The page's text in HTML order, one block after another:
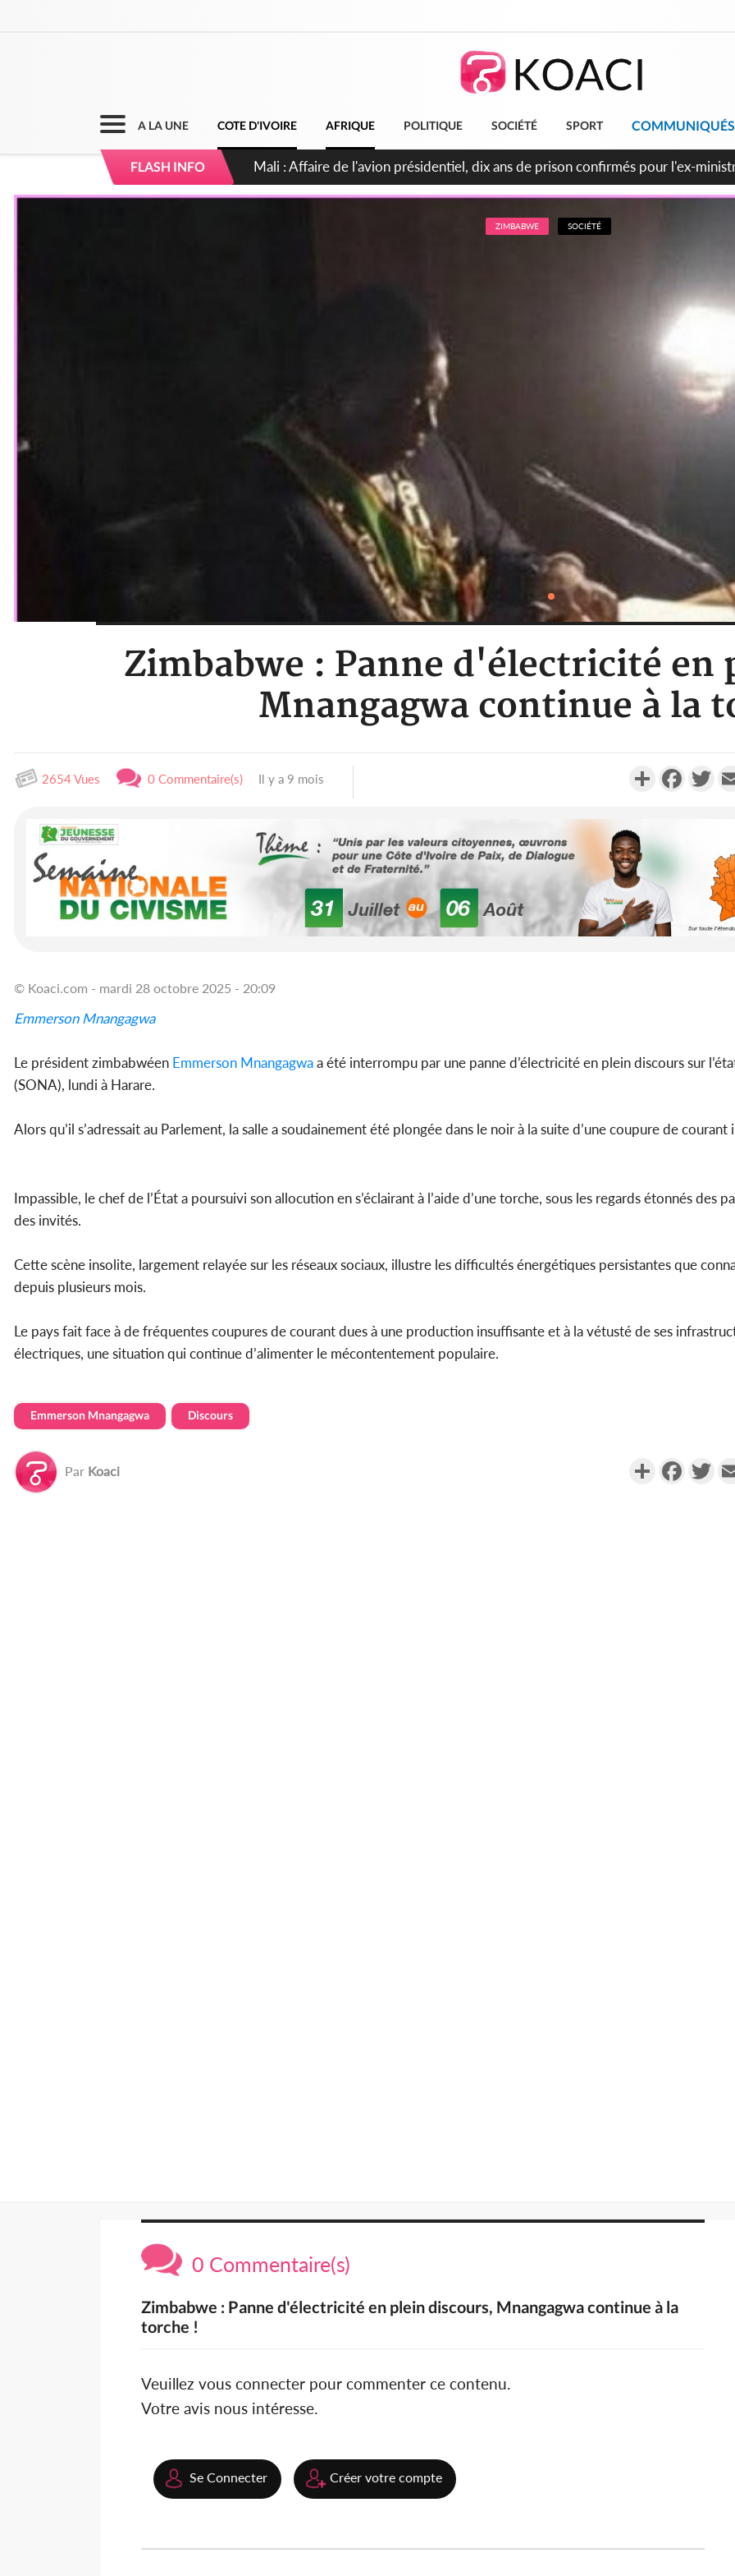
A LA UNE COTE D'IVOIRE AFRIQUE POLITIQUE SOCIÉTÉ SPORT COMMUNIQUÉS
FLASH INFO Nigeria : Le Togo et le Cameroun principaux acheteurs des produits de la
ZIMBABWE SOCIÉTÉ
Zimbabwe : Panne d'électricité en
Mnangagwa continue à la
2654 Vues 0 Commentaire(s) Il y a 9 mois Partager
© Koaci.com - mardi 28 octobre 2025 - 20:09
Emmerson Mnangagwa
Le président zimbabwéen Emmerson Mnangagwaa été interrompu par une panne d’électricité en plein discours sur
(SONA), lundi à Harare.
Alors qu’il s’adressait au Parlement, la salle a soudainement été plongée dans le noir à la suite d’une coupure de courant
Impassible, le chef de l’État a poursuivi son allocution en s’éclairant à l’aide d’une torche, sous les regards étonnés des
des invités.
Cette scène insolite, largement relayée sur les réseaux sociaux, illustre les difficultés énergétiques persistantes que
depuis plusieurs mois.
Le pays fait face à de fréquentes coupures de courant dues à une production insuffisante et à la vétusté de ses
électriques, une situation qui continue d’alimenter le mécontentement populaire.
Emmerson Mnangagwa Discours
Par Koaci Partager
Sénégal
Côte
0 Commentaire(s)
Zimbabwe : Panne d'électricité en plein discours, Mnangagwa continue à la
torche !
Veuillez vous connecter pour commenter ce contenu.
Votre avis nous intéresse.
Se Connecter Créer votre compte